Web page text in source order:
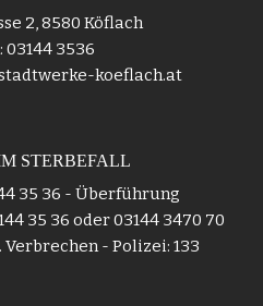
2, 8580 Köflach
03144 3536
koeflach.at
STERBEFALL
35 36 - Überführung
35 36 oder 03144 3470 70
- Polizei: 133